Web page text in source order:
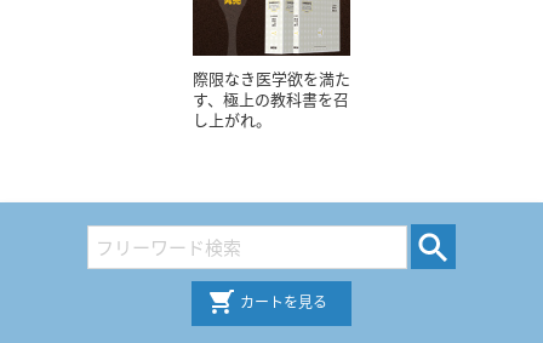
際限なき医学欲を満た
す、極上の教科書を召
し上がれ。
カートを見る